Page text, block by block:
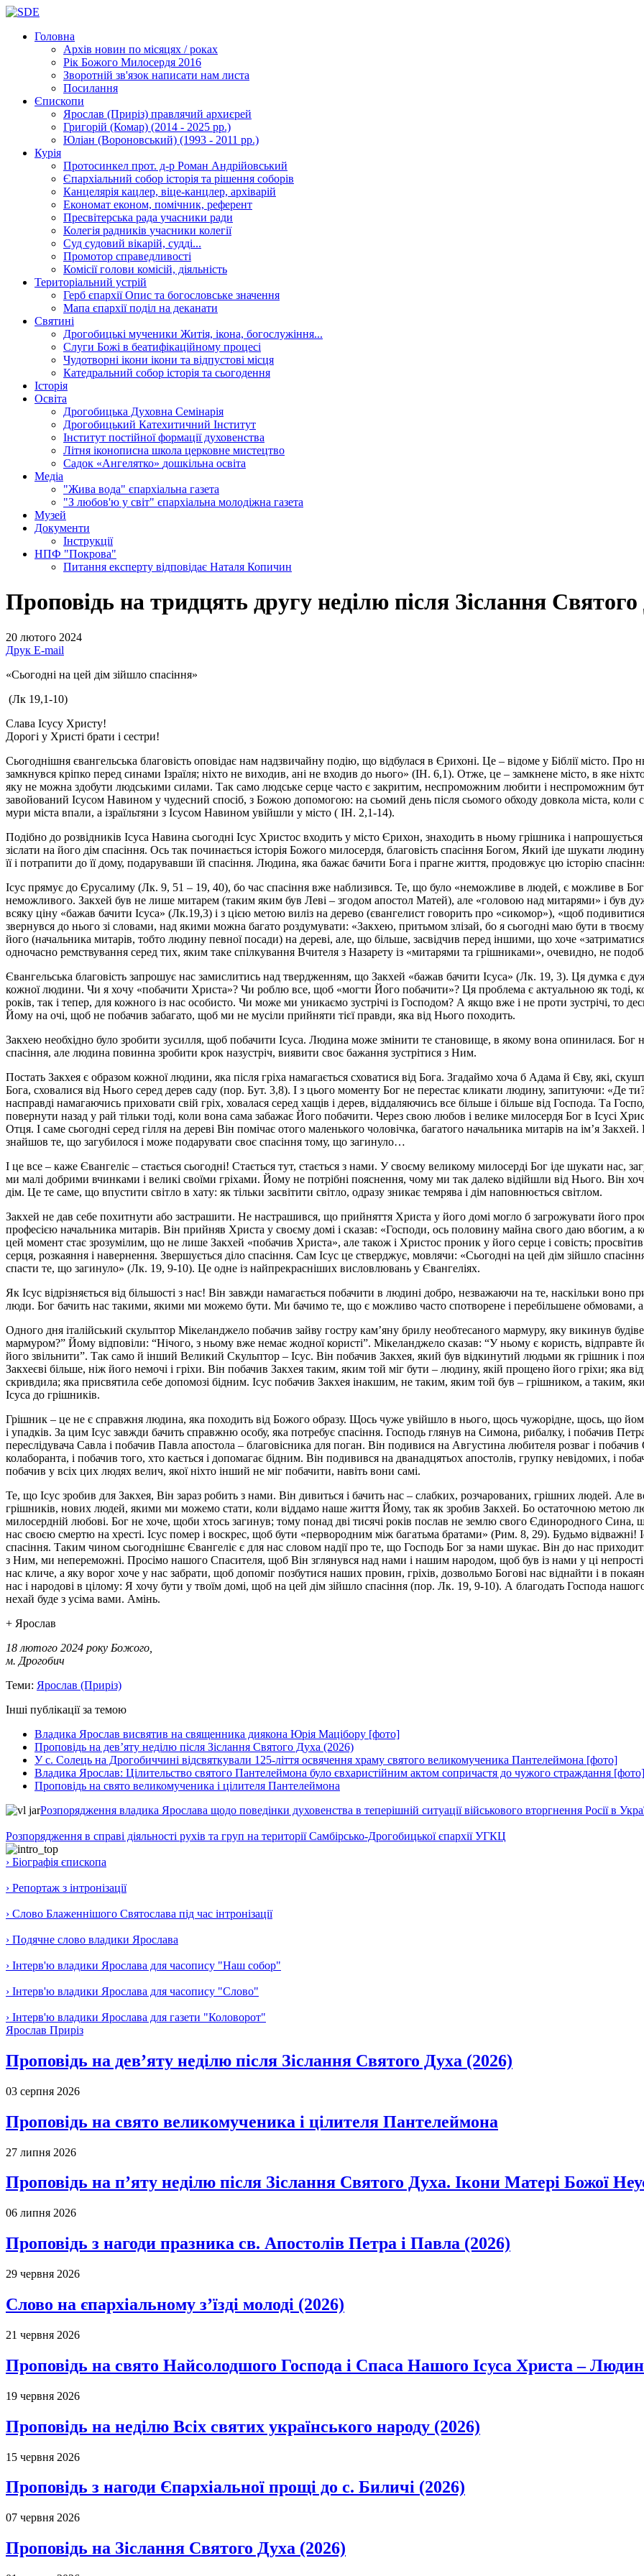
Головна
Архів новин по місяцях / роках
Рік Божого Милосердя 2016
Зворотній зв'язок написати нам листа
Посилання
Єпископи
Ярослав (Приріз) правлячий архиєрей
Григорій (Комар) (2014 - 2025 рр.)
Юліан (Вороновський) (1993 - 2011 рр.)
Курія
Протосинкел прот. д-р Роман Андрійовський
Єпархіальний собор історія та рішення соборів
Канцелярія кацлер, віце-канцлер, архіварій
Економат економ, помічник, референт
Пресвітерська рада учасники ради
Колегія радників учасники колегії
Суд судовий вікарій, судді...
Промотор справедливості
Комісіїголови комісій, діяльність
Територіальний устрій
Герб єпархіїОпис та богословське значення
Мапа єпархіїподіл на деканати
Святині
Дрогобицькі мученики Житія, ікона, богослужіння...
Слуги Божі в беатифікаційному процесі
Чудотворні ікони ікони та відпустові місця
Катедральний собор історія та сьогодення
Історія
Освіта
Дрогобицька Духовна Семінарія
Дрогобицький Катехитичний Інститут
Інститут постійної формації духовенства
Літня іконописна школа церковне мистецтво
Садок «Ангелятко» дошкільна освіта
Медіа
"Жива вода" єпархіальна газета
"З любов'ю у світ" єпархіальна молодіжна газета
Музей
Документи
Інструкції
НПФ "Покрова"
Питання експерту відповідає Наталя Копичин
Проповідь на тридцять другу неділю після Зіслання
20 лютого 2024
Друк E-mail
«Сьогодні на цей дім зійшло спасіння»
(Лк 19,1-10)
Слава Ісусу Христу!
Дорогі у Христі брати і сестри!
Сьогоднішня євангельська благовість оповідає нам надзвичайну подію, що відбулася в Єрихоні. Це – відоме у Біблії місто. Про
замкнувся кріпко перед синами Ізраїля; ніхто не виходив, ані не входив до нього» (ІН. 6,1). Отже, це – замкнене місто, в яке
яку не можна здобути людськими силами. Так само людське серце часто є закритим, неспроможним любити і неспроможним
завойований Ісусом Навином у чудесний спосіб, з Божою допомогою: на сьомий день після сьомого обходу довкола міста,
мури міста впали, а ізраїльтяни з Ісусом Навином увійшли у місто ( ІН. 2,1-14).
Подібно до розвідників Ісуса Навина сьогодні Ісус Христос входить у місто Єрихон, знаходить в ньому грішника і
зіслати на його дім спасіння. Ось так починається історія Божого милосердя, благовість спасіння Богом, Який іде шукати
її і потрапити до її дому, подарувавши їй спасіння. Людина, яка бажає бачити Бога і прагне життя, продовжує цю історію
Ісус прямує до Єрусалиму (Лк. 9, 51 – 19, 40), бо час спасіння вже наблизився. Те, що було «неможливе в людей, є можливе в
неможливого. Закхей був не лише митарем (таким яким був Леві – згодом апостол Матей), але «головою над митарями» і був
всяку ціну «бажав бачити Ісуса» (Лк.19,3) і з цією метою виліз на дерево (євангелист говорить про «сикомор»), «щоб
звернувся до нього зі словами, над якими можна багато роздумувати: «Закхею, притьмом злізай, бо я сьогодні маю бути в
його (начальника митарів, тобто людину певної посади) на дереві, але, що більше, засвідчив перед іншими, що хоче
одночасно ремствування серед тих, яким таке спілкування Вчителя з Назарету із «митарями та грішниками», очевидно, не
Євангельська благовість запрошує нас замислитись над твердженням, що Закхей «бажав бачити Ісуса» (Лк. 19, 3). Ця думка є
кожної людини. Чи я хочу «побачити Христа»? Чи роблю все, щоб «могти Його побачити»? Ця проблема є актуальною як тоді,
років, так і тепер, для кожного із нас особисто. Чи може ми уникаємо зустрічі із Господом? А якщо вже і не проти зустрічі, то
Йому на очі, щоб не побачив забагато, щоб ми не мусіли прийняти тієї правди, яка від Нього походить.
Закхею необхідно було зробити зусилля, щоб побачити Ісуса. Людина може змінити те становище, в якому вона опинилася.
спасіння, але людина повинна зробити крок назустріч, виявити своє бажання зустрітися з Ним.
Постать Закхея є образом кожної людини, яка після гріха намагається сховатися від Бога. Згадаймо хоча б Адама й Єву, які,
Бога, сховалися від Нього серед дерев саду (пор. Бут. 3,8). І з цього моменту Бог не перестає кликати людину, запитуючи: «Де
насправді намагаючись приховати свій гріх, ховалася серед хащів і дерев, віддаляючись все більше і більше від Господа. Та
повернути назад у рай тільки тоді, коли вона сама забажає Його побачити. Через свою любов і велике милосердя Бог в Ісусі
Отця. І саме сьогодні серед гілля на дереві Він помічає отого маленького чоловічка, багатого начальника митарів на ім’я
знайшов те, що загубилося і може подарувати своє спасіння тому, що загинуло…
І це все – каже Євангеліє – стається сьогодні! Стається тут, стається з нами. У своєму великому милосерді Бог іде шукати нас,
ми малі добрими вчинками і великі своїми гріхами. Йому не потрібні пояснення, чому ми так далеко відійшли від Нього. Він
дім. Це те саме, що впустити світло в хату: як тільки засвітити світло, одразу зникає темрява і дім наповнюється світлом.
Закхей не дав себе похитнути або застрашити. Не настрашився, що прийняття Христа у його домі могло б загрожувати його
професією начальника митарів. Він прийняв Христа у своєму домі і сказав: «Господи, ось половину майна свого даю вбогим,
цей момент стає зрозумілим, що не лише Закхей «побачив Христа», але також і Христос проник у його серце і совість;
серця, розкаяння і навернення. Звершується діло спасіння. Сам Ісус це стверджує, мовлячи: «Сьогодні на цей дім зійшло
спасти те, що загинуло» (Лк. 19, 9-10). Це одне із найпрекрасніших висловлювань у Євангеліях.
Як Ісус відрізняється від більшості з нас! Він завжди намагається побачити в людині добро, незважаючи на те, наскільки
люди. Бог бачить нас такими, якими ми можемо бути. Ми бачимо те, що є можливо часто спотворене і перебільшене обмовами,
Одного дня італійський скульптор Мікеланджело побачив зайву гостру кам’яну брилу необтесаного мармуру, яку викинув
мармуром?” Йому відповіли: “Нічого, з ньому вже немає жодної користі”. Мікеланджело сказав: “У ньому є користь, відправте
його звільнити”. Так само й інший Великий Скульптор – Ісус. Він побачив Закхея, який був відкинутий людьми як грішник і
Закхеєві більше, ніж його немочі і гріхи. Він побачив Закхея таким, яким той міг бути – людину, якій прощено його гріхи; яка
скривдила; яка присвятила себе допомозі бідним. Ісус побачив Закхея інакшим, не таким, яким той був – грішником, а таким,
Ісуса до грішників.
Грішник – це не є справжня людина, яка походить від Божого образу. Щось чуже увійшло в нього, щось чужорідне, щось, що
і упадків. За цим Ісус завжди бачить справжню особу, яка потребує спасіння. Господь глянув на Симона, рибалку, і побачив
переслідувача Савла і побачив Павла апостола – благовісника для поган. Він подивися на Августина любителя розваг і
колаборанта, і побачив того, хто кається і допомагає бідним. Він подивився на дванадцятьох апостолів, групку невідомих, і
побачив у всіх цих людях велич, якої ніхто інший не міг побачити, навіть вони самі.
Те, що Ісус зробив для Закхея, Він зараз робить з нами. Він дивиться і бачить нас – слабких, розчарованих, грішних людей. Але
грішників, нових людей, якими ми можемо стати, коли віддамо наше життя Йому, так як зробив Закхей. Бо остаточною метою
милосердній любові. Бог не хоче, щоби хтось загинув; тому понад дві тисячі років послав не землю свого Єдинородного
нас своєю смертю на хресті. Ісус помер і воскрес, щоб бути «первородним між багатьма братами» (Рим. 8, 29). Будьмо
спасіння. Таким чином сьогоднішнє Євангеліє є для нас словом надії про те, що Господь Бог за нами шукає. Він до нас
з Ним, ми непереможні. Просімо нашого Спасителя, щоб Він зглянувся над нами і нашим народом, щоб був із нами у ці непрості
нас кличе, а яку ворог хоче у нас забрати, щоб допоміг позбутися наших провин, гріхів, дозвольмо Богові нас віднайти і в
нас і народові в цілому: Я хочу бути у твоїм домі, щоб на цей дім зійшло спасіння (пор. Лк. 19, 9-10). А благодать Господа
нехай буде з усіма вами. Амінь.
+ Ярослав
18 лютого 2024 року Божого,
м. Дрогобич
Теми: Ярослав (Приріз)
Інші публікації за темою
Владика Ярослав висвятив на священника диякона Юрія Мацібору [фото]
Проповідь на дев’яту неділю після Зіслання Святого Духа (2026)
У с. Солець на Дрогобиччині відсвяткували 125-ліття освячення храму святого великомученика Пантелеймона [фото]
Владика Ярослав: Цілительство святого Пантелеймона було євхаристійним актом сопричастя до чужого страждання [фото]
Проповідь на свято великомученика і цілителя Пантелеймона
Розпорядження владика Ярослава щодо поведінки духовенства в теперішній ситуації військового вторгнення Росії в
Розпорядження в справі діяльності рухів та груп на території Самбірсько-Дрогобицької єпархії УГКЦ
› Біографія єпископа
› Репортаж з інтронізації
› Слово Блаженнішого Святослава під час інтронізації
› Подячне слово владики Ярослава
› Інтерв'ю владики Ярослава для часопису "Наш собор"
› Інтерв'ю владики Ярослава для часопису "Слово"
› Інтерв'ю владики Ярослава для газети "Коловорот"
Ярослав Приріз
Проповідь на дев’яту неділю після Зіслання Святого Духа (2026)
03 серпня 2026
Проповідь на свято великомученика і цілителя Пантелеймона
27 липня 2026
Проповідь на п’яту неділю після Зіслання Святого Духа. Ікони Матері Божої
06 липня 2026
Проповідь з нагоди празника св. Апостолів Петра і Павла (2026)
29 червня 2026
Слово на єпархіальному з’їзді молоді (2026)
21 червня 2026
Проповідь на свято Найсолодшого Господа і Спаса Нашого Ісуса Христа –
19 червня 2026
Проповідь на неділю Всіх святих українського народу (2026)
15 червня 2026
Проповідь з нагоди Єпархіальної прощі до с. Биличі (2026)
07 червня 2026
Проповідь на Зіслання Святого Духа (2026)